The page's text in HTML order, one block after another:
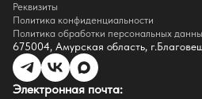
Сведения о доходах
Доступная среда
Инфраструктура
Противодествие коррупции
Противодействие терроризму
Целевой капитал
Часто задаваемые вопросы
Реквизиты
Политика конфиденциальности
Политика обработки персональных
675004, Амурская область,
Электронная почта: